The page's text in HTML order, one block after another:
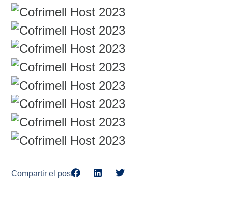
Compartir el post: